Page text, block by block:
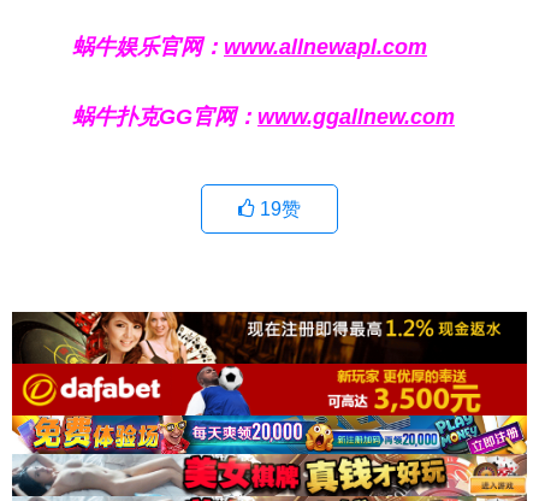
蜗牛娱乐官网： www.allnewapl.com
蜗牛扑克GG官网： www.ggallnew.com
19赞